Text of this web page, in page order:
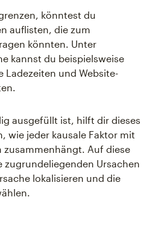
könntest du
auflisten, die zum
könnten. Unter
kannst du beispielsweise
Ladezeiten und Website-
ausgefüllt ist, hilft dir dieses
wie jeder kausale Faktor mit
Auf diese
zugrundeliegenden Ursachen
lokalisieren und die